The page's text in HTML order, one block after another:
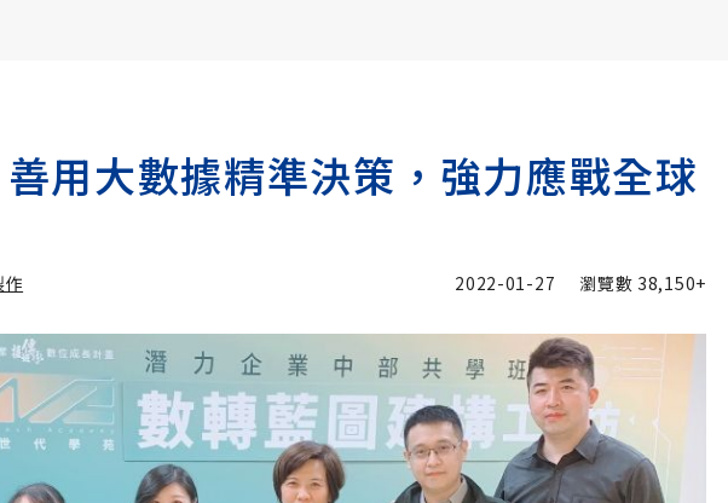
用大數據精準決策，強力應戰全球
作
企劃製作 加入追蹤
2022-01-27 瀏覽數 38,150+